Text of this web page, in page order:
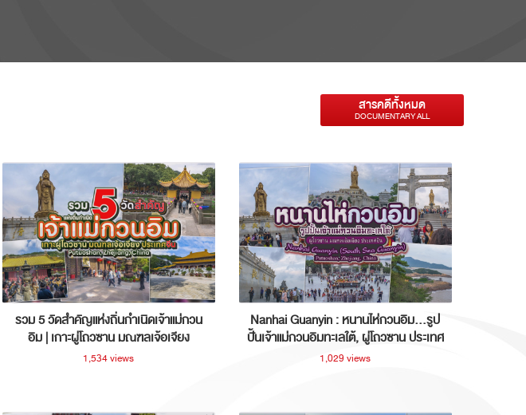
สารคดีทั้งหมด
DOCUMENTARY ALL
รวม 5 วัดสำคัญแห่งถิ่นกำเนิดเจ้าแม่กวน
อิม | เกาะผู่โถวซาน มณฑลเจ้อเจียง
ประเทศจีน
1,534 views
Nanhai Guanyin : หนานไห่กวนอิม...รูป
ปั้นเจ้าแม่กวนอิมทะเลใต้, ผู่โถวซาน ประเทศ
จีน
1,029 views